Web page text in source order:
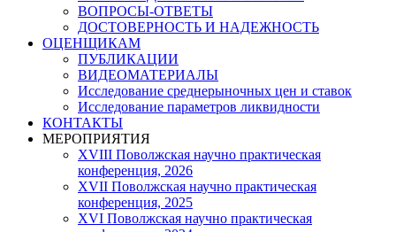
ВОПРОСЫ-ОТВЕТЫ
ДОСТОВЕРНОСТЬ И НАДЕЖНОСТЬ
ОЦЕНЩИКАМ
ПУБЛИКАЦИИ
ВИДЕОМАТЕРИАЛЫ
Исследование среднерыночных цен и ставок
Исследование параметров ликвидности
КОНТАКТЫ
МЕРОПРИЯТИЯ
XVIII Поволжская научно практическая
конференция, 2026
XVII Поволжская научно практическая
конференция, 2025
XVI Поволжская научно практическая